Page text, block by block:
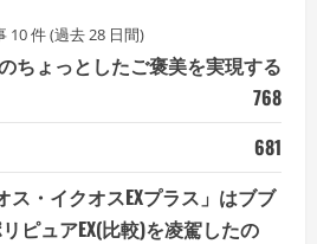
10 件 (過去 28 日間)
のちょっとしたご褒美を実現する
768
681
ス・イクオスEXプラス」はブブ
ピュアEX(比較)を凌駕したの